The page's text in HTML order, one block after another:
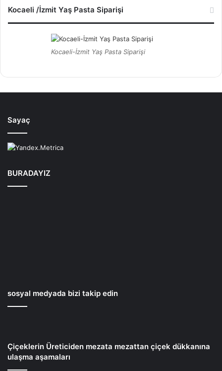
Kocaeli /İzmit Yaş Pasta Siparişi
Kocaeli-İzmit Yaş Pasta Siparişi
Sayaç
BURADAYIZ
sosyal medyada bizi takip edin
Çiçeklerin Üreticiden mezata mezattan çiçek dükkanına
ulaşma aşamaları